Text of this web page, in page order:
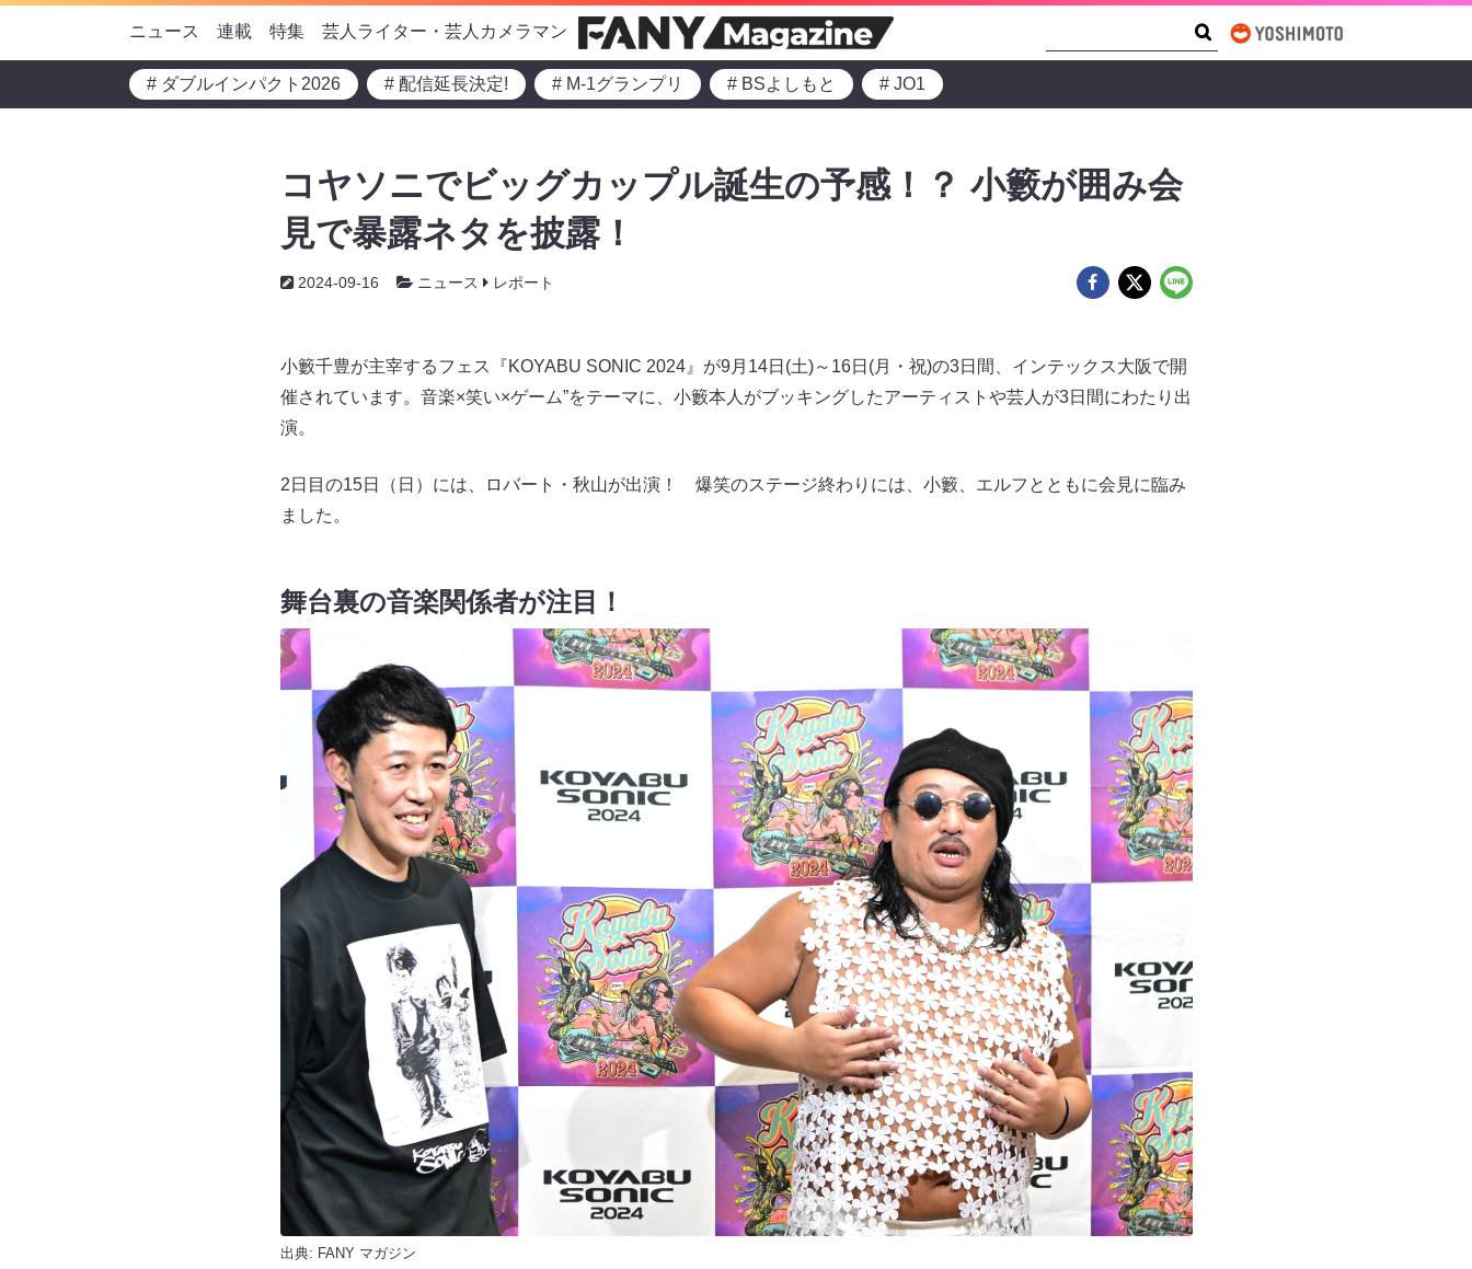
ニュース 連載 特集 芸人ライター・芸人カメラマン
# ダブルインパクト2026 # 配信延長決定! # M-1グランプリ # BSよしもと # JO1
コヤソニでビッグカップル誕生の予感！？ 小籔が囲み会
見で暴露ネタを披露！
2024-09-16 ニュース レポート
小籔千豊が主宰するフェス『KOYABU SONIC 2024』が9月14日(土)～16日(月・祝)の3日間、インテックス大阪で開
催されています。音楽×笑い×ゲーム”をテーマに、小籔本人がブッキングしたアーティストや芸人が3日間にわたり出
演。
2日目の15日（日）には、ロバート・秋山が出演！ 爆笑のステージ終わりには、小籔、エルフとともに会見に臨み
ました。
舞台裏の音楽関係者が注目！
出典: FANY マガジン